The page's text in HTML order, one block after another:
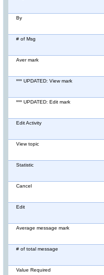
By
# of Msg
Aver mark
*** UPDATED: View mark
*** UPDATED: Edit mark
Edit Activity
View topic
Statistic
Cancel
Edit
Average message mark
# of total message
Value Required